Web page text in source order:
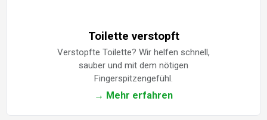
Toilette verstopft
Verstopfte Toilette? Wir helfen schnell,
sauber und mit dem nötigen
Fingerspitzengefühl.
→ Mehr erfahren